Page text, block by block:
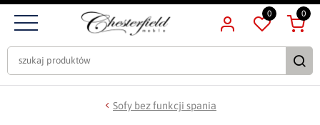
0 0
Sofy bez funkcji spania